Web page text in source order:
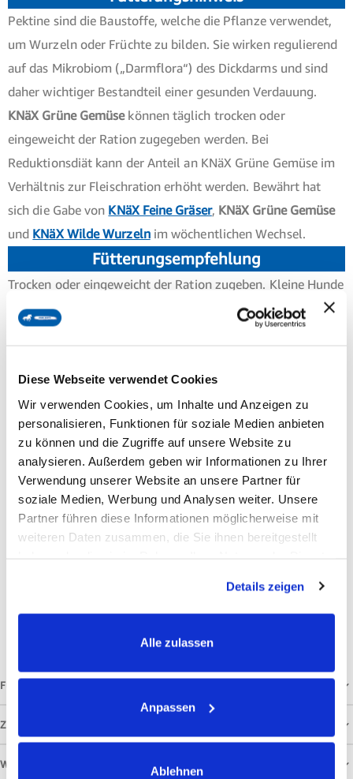
Diese Webseite verwendet Cookies
Wir verwenden Cookies, um Inhalte und Anzeigen zu
personalisieren, Funktionen für soziale Medien anbieten
zu können und die Zugriffe auf unsere Website zu
analysieren. Außerdem geben wir Informationen zu Ihrer
Verwendung unserer Website an unsere Partner für
soziale Medien, Werbung und Analysen weiter. Unsere
Partner führen diese Informationen möglicherweise mit
weiteren Daten zusammen, die Sie ihnen bereitgestellt
Details zeigen
Alle zulassen
Anpassen
Ablehnen
Pektine sind die Baustoffe, welche die Pflanze verwendet,
um Wurzeln oder Früchte zu bilden. Sie wirken regulierend
auf das Mikrobiom („Darmflora“) des Dickdarms und sind
daher wichtiger Bestandteil einer gesunden Verdauung.
KNäX Grüne Gemüsekönnen täglich trocken oder
eingeweicht der Ration zugegeben werden. Bei
Reduktionsdiät kann der Anteil an KNäX Grüne Gemüse im
Verhältnis zur Fleischration erhöht werden. Bewährt hat
sich die Gabe von KNäX Feine Gräser, KNäX Grüne Gemüse
und KNäX Wilde Wurzelnim wöchentlichen Wechsel.
Fütterungsempfehlung
Trocken oder eingeweicht der Ration zugeben. Kleine Hunde
erhalten etwa 10 g pro Tag, mittelgroße Hunde etwa 25 g
pro Tag, große Hunde etwa 50 g pro Tag.
100 % Gemüsemischung, enthält: Moringa, Spinat,
Weizengras, Petersilie, Apfel
Analytische Bestandteile und Gehalte
Rohfaser: 6,9%
Rohprotein: 8,9%
Rohfett: 1,5%
Rohasche: 5,3%
FÜTTERUNGSEMPFEHLUNG
ZUSAMMENSETZUNG
WEITERE INFORMATIONEN